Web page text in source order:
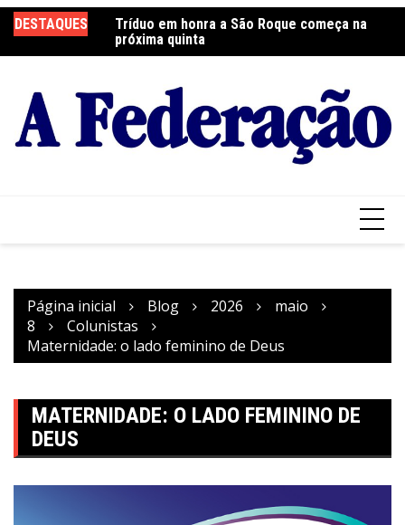
para
o
DESTAQUES
Tríduo em honra a São Roque começa na
próxima quinta
Franciscanos Seculares realizam ação
solidária
Página inicial Blog 2026
maio
8
Colunistas
Maternidade: o lado feminino de Deus
MATERNIDADE: O LADO FEMININO DE
DEUS